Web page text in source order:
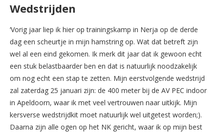
Wedstrijden
‘Vorig jaar liep ik hier op trainingskamp in Nerja op de derde
dag een scheurtje in mijn hamstring op. Wat dat betreft zijn
wel al een eind gekomen. Ik merk dit jaar dat ik gewoon echt
een stuk belastbaarder ben en dat is natuurlijk noodzakelijk
om nog echt een stap te zetten. Mijn eerstvolgende wedstrijd
zal zaterdag 25 januari zijn: de 400 meter bij de AV PEC indoor
in Apeldoorn, waar ik met veel vertrouwen naar uitkijk. Mijn
kersverse wedstrijdkit moet natuurlijk wel uitgetest worden;).
Daarna zijn alle ogen op het NK gericht, waar ik op mijn best